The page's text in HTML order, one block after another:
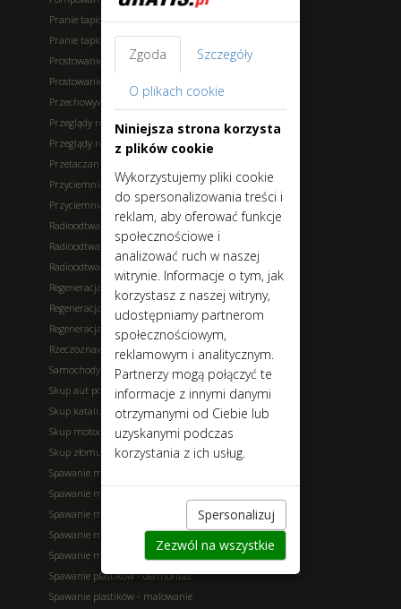
Pranie tapicerki - na miejscu
Pranie tapicerki - u klienta
Prostowanie felg - stalowe
Prostowanie felg - aluminiowe
Przechowywanie opon
Przeglądy rejestracyjne
Przeglądy rejestracyjne - możliwość naprawy na miejscu
Przetaczanie tarcz, bębnów hamulcowych
Przyciemnianie szyb
Przyciemnianie szyb - sprzedaż folii okiennych
Radioodtwarzacze - montaż
Radioodtwarzacze - naprawa
Radioodtwarzacze - sprzedaż
Regeneracja - drążków
Regeneracja - maglownic
Regeneracja - wahaczy
Rzeczoznawcy
Samochody - wypożyczanie
Skup aut powypadkowych
Skup katalizatorów
Skup motocykli powypadkowych
Skup złomu
Spawanie metali - aluminium
Spawanie metali - kolorowe
Spawanie metali - żeliwo
Spawanie metali - nierdzewne
Spawanie metali - stal
Spawanie plastików - de/montaż
Spawanie plastików - malowanie
Zgoda Szczegóły
O plikach cookie
Niniejsza strona korzysta
z plików cookie
Wykorzystujemy pliki cookie
do spersonalizowania treści i
reklam, aby oferować funkcje
społecznościowe i
analizować ruch w naszej
witrynie. Informacje o tym, jak
korzystasz z naszej witryny,
udostępniamy partnerom
społecznościowym,
reklamowym i analitycznym.
Partnerzy mogą połączyć te
informacje z innymi danymi
otrzymanymi od Ciebie lub
uzyskanymi podczas
korzystania z ich usług.
Spersonalizuj
Zezwól na wszystkie